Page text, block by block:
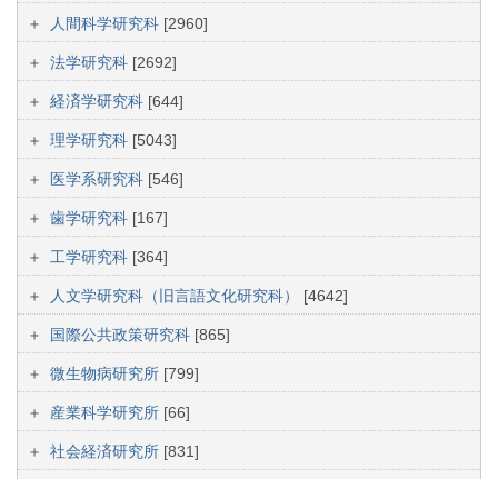
人間科学研究科 [2960]
法学研究科 [2692]
経済学研究科 [644]
理学研究科 [5043]
医学系研究科 [546]
歯学研究科 [167]
工学研究科 [364]
人文学研究科（旧言語文化研究科） [4642]
国際公共政策研究科 [865]
微生物病研究所 [799]
産業科学研究所 [66]
社会経済研究所 [831]